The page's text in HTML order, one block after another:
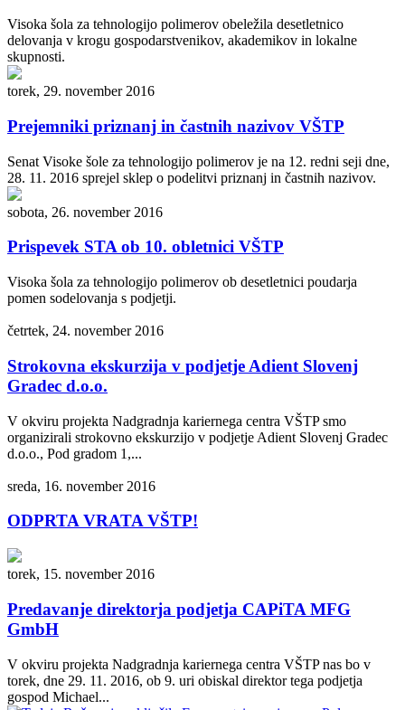
Visoka šola za tehnologijo polimerov obeležila desetletnico
delovanja v krogu gospodarstvenikov, akademikov in lokalne
skupnosti.
torek, 29. november 2016
Prejemniki priznanj in častnih nazivov VŠTP
Senat Visoke šole za tehnologijo polimerov je na 12. redni seji dne,
28. 11. 2016 sprejel sklep o podelitvi priznanj in častnih nazivov.
sobota, 26. november 2016
Prispevek STA ob 10. obletnici VŠTP
Visoka šola za tehnologijo polimerov ob desetletnici poudarja
pomen sodelovanja s podjetji.
četrtek, 24. november 2016
Strokovna ekskurzija v podjetje Adient Slovenj
Gradec d.o.o.
V okviru projekta Nadgradnja kariernega centra VŠTP smo
organizirali strokovno ekskurzijo v podjetje Adient Slovenj Gradec
d.o.o., Pod gradom 1,...
sreda, 16. november 2016
ODPRTA VRATA VŠTP!
torek, 15. november 2016
Predavanje direktorja podjetja CAPiTA MFG
GmbH
V okviru projekta Nadgradnja kariernega centra VŠTP nas bo v
torek, dne 29. 11. 2016, ob 9. uri obiskal direktor tega podjetja
gospod Michael...